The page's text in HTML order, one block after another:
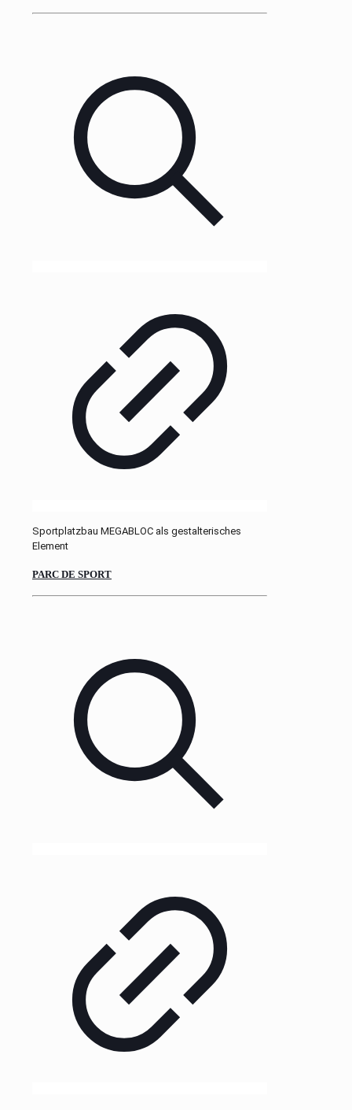
Sportplatzbau MEGABLOC als gestalterisches
Element
PARC DE SPORT